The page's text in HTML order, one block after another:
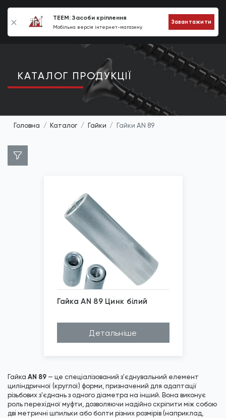
TEEM: Засоби кріплення
Мобільна версія інтернет-магазину
Завантажити
0
КАТАЛОГ ПРОДУКЦIЇ
Головна Каталог Гайки Гайки AN 89
Гайка AN 89 Цинк білий
Детальніше
Гайка AN 89 — це спеціалізований з'єднувальний елемент
циліндричної (круглої) форми, призначений для адаптації
різьбових з'єднань з одного діаметра на інший. Вона виконує
роль перехідної муфти, дозволяючи надійно скріпити між собою
дві метричні шпильки або болти різних розмірів (наприклад,